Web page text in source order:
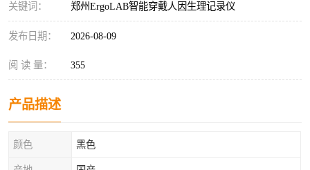
关键词： 郑州ErgoLAB智能穿戴人因生理记录仪
发布日期： 2026-08-09
阅 读 量： 355
产品描述
颜色 黑色